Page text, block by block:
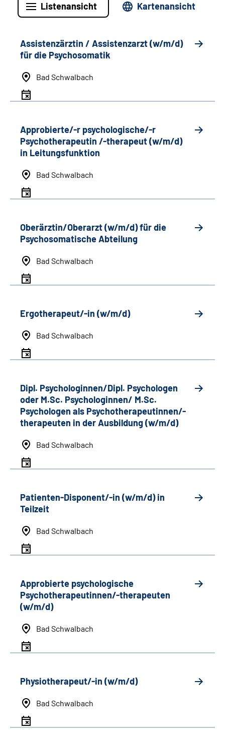
Listenansicht Kartenansicht
Assistenzärztin / Assistenzarzt (w/m/d)
für die Psychosomatik
Bad Schwalbach
Approbierte/-r psychologische/-r
Psychotherapeutin /-therapeut (w/m/d)
in Leitungsfunktion
Bad Schwalbach
Oberärztin/Oberarzt (w/m/d) für die
Psychosomatische Abteilung
Bad Schwalbach
Ergotherapeut/-in (w/m/d)
Bad Schwalbach
Dipl. Psychologinnen/Dipl. Psychologen
oder M.Sc. Psychologinnen/ M.Sc.
Psychologen als Psychotherapeutinnen/-
therapeuten in der Ausbildung (w/m/d)
Bad Schwalbach
Patienten-Disponent/-in (w/m/d) in
Teilzeit
Bad Schwalbach
Approbierte psychologische
Psychotherapeutinnen/-therapeuten
(w/m/d)
Bad Schwalbach
Physiotherapeut/-in (w/m/d)
Bad Schwalbach